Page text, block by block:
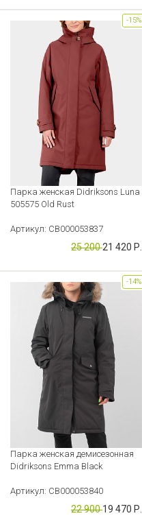
Парка женская Didriksons Luna
505575 Old Rust
Артикул: CB000053837
25 20021 420 Р.
-15%
Парка женская демисезонная
Didriksons Emma Black
Артикул: CB000053840
22 90019 470 Р.
-14%